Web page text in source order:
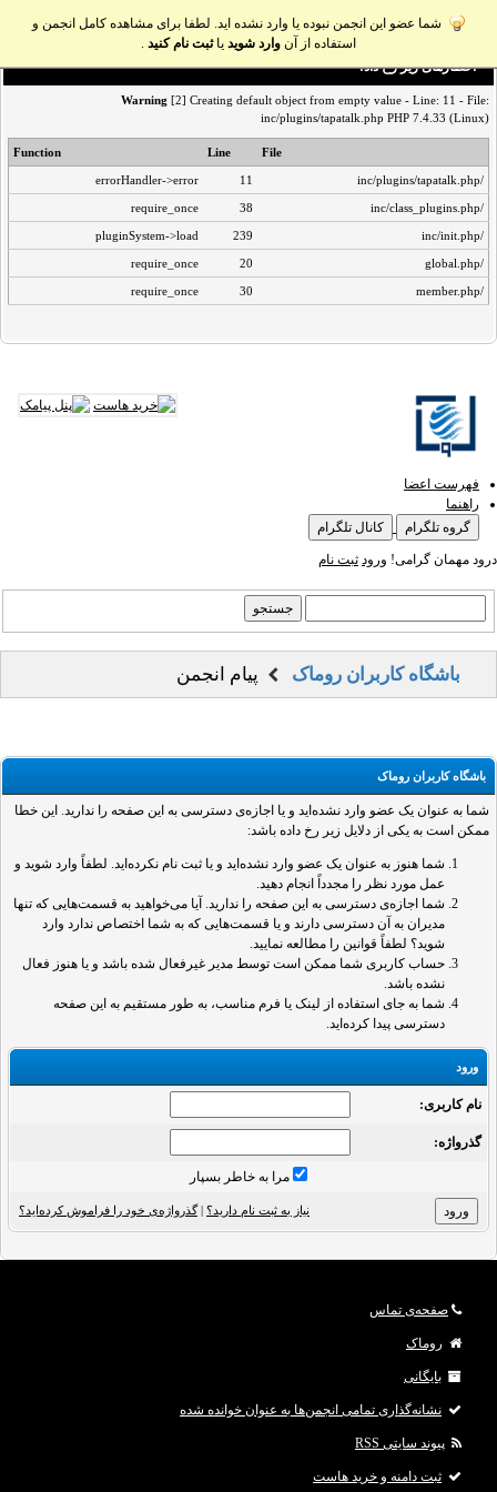
شما عضو این انجمن نبوده یا وارد نشده اید. لطفا برای مشاهده کامل انجمن و
استفاده از آن وارد شوید یاثبت نام کنید .
اخطار‌های زیر رخ داد:
Warning [2] Creating default object from empty value - Line: 11 - File:
inc/plugins/tapatalk.php PHP 7.4.33 (Linux)
File
Line
Function
/inc/plugins/tapatalk.php
11
errorHandler->error
/inc/class_plugins.php
38
require_once
/inc/init.php
239
pluginSystem->load
/global.php
20
require_once
/member.php
30
require_once
فهرست اعضا
راهنما
گروه تلگرام
کانال تلگرام
درود مهمان گرامی! ورود ثبت نام
باشگاه کاربران روماک پیام انجمن
باشگاه کاربران روماک
شما به عنوان یک عضو وارد نشده‌اید و یا اجازه‌ی دسترسی به این صفحه را ندارید. این خطا
ممکن است به یکی از دلایل زیر رخ داده باشد:
شما هنوز به عنوان یک عضو وارد نشده‌اید و یا ثبت نام نکرده‌اید. لطفاً وارد شوید و
عمل مورد نظر را مجدداً انجام دهید.
شما اجازه‌ی دسترسی به این صفحه را ندارید. آیا می‌خواهید به قسمت‌هایی که تنها
مدیران به آن دسترسی دارند و یا قسمت‌هایی که به شما اختصاص ندارد وارد
شوید؟ لطفاً قوانین را مطالعه نمایید.
حساب کاربری شما ممکن است توسط مدیر غیرفعال شده باشد و یا هنوز فعال
نشده باشد.
شما به جای استفاده از لینک یا فرم مناسب، به طور مستقیم به این صفحه
دسترسی پیدا کرده‌اید.
ورود
نام کاربری:
گذرواژه‌:
مرا به خاطر بسپار
نیاز به ثبت نام دارید؟ |گذرواژه‌ی خود را فراموش کرده‌اید؟
صفحه‌ی تماس
روماک
بایگانی
نشانه‌گذاری تمامی انجمن‌ها به عنوان خوانده شده
پیوند سایتی RSS
ثبت دامنه و خرید هاست